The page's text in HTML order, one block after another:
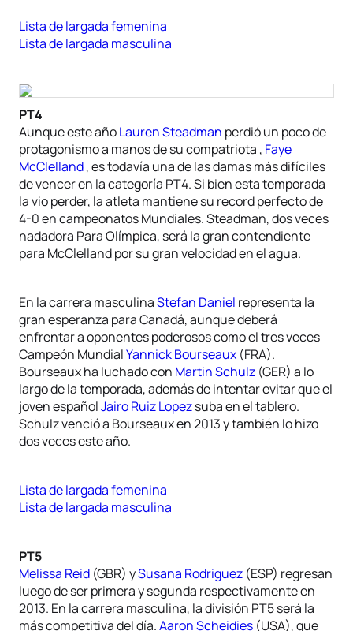
Lista de largada femenina
Lista de largada masculina
PT4
Aunque este añoLauren Steadman perdió un poco de
protagonismo a manos de su compatriota , Faye
McClelland, es todavía una de las damas más difíciles
de vencer en la categoría PT4. Si bien esta temporada
la vio perder, la atleta mantiene su record perfecto de
4-0 en campeonatos Mundiales. Steadman, dos veces
nadadora Para Olímpica, será la gran contendiente
para McClelland por su gran velocidad en el agua.
En la carrera masculinaStefan Daniel representa la
gran esperanza para Canadá, aunque deberá
enfrentar a oponentes poderosos como el tres veces
Campeón MundialYannick Bourseaux (FRA).
Bourseaux ha luchado con Martin Schulz (GER) a lo
largo de la temporada, además de intentar evitar que el
joven españolJairo Ruiz Lopezsuba en el tablero.
Schulz venció a Bourseaux en 2013 y también lo hizo
dos veces este año.
Lista de largada femenina
Lista de largada masculina
PT5
Melissa Reid (GBR) ySusana Rodriguez (ESP) regresan
luego de ser primera y segunda respectivamente en
2013. En la carrera masculina, la división PT5 será la
más competitiva del día.Aaron Scheidies (USA), que